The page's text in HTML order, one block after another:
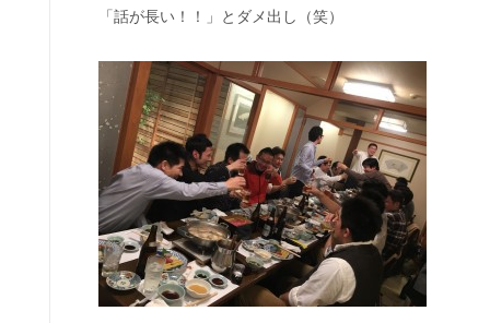
「話が長い！！」とダメ出し（笑）